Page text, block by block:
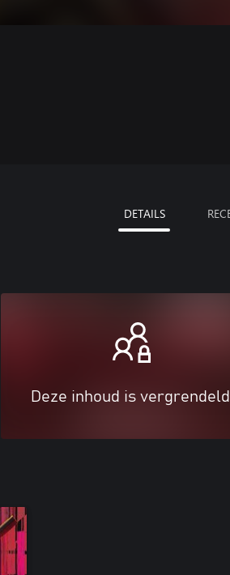
DETAILS
Deze inhoud is vergrendeld